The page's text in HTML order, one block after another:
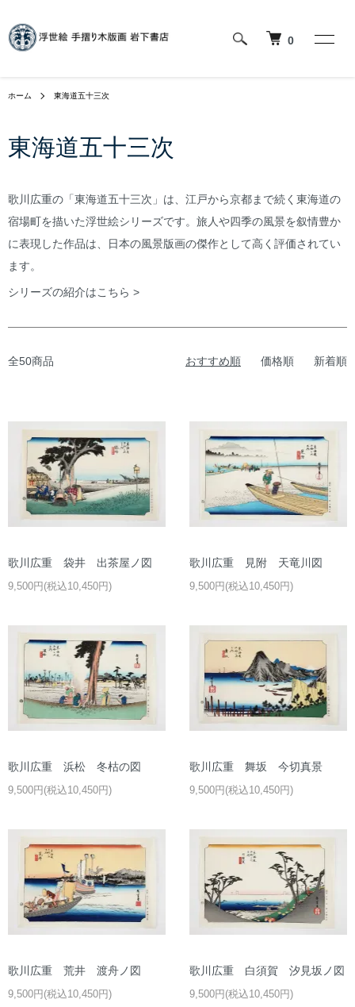
0
ホーム 東海道五十三次
東海道五十三次
歌川広重の「東海道五十三次」は、江戸から京都まで続く東海道の
宿場町を描いた浮世絵シリーズです。旅人や四季の風景を叙情豊か
に表現した作品は、日本の風景版画の傑作として高く評価されてい
ます。
シリーズの紹介はこちら >
全50商品 おすすめ順 価格順 新着順
歌川広重 袋井 出茶屋ノ図
9,500円(税込10,450円)
歌川広重 見附 天竜川図
9,500円(税込10,450円)
歌川広重 浜松 冬枯の図
9,500円(税込10,450円)
歌川広重 舞坂 今切真景
9,500円(税込10,450円)
歌川広重 荒井 渡舟ノ図
9,500円(税込10,450円)
歌川広重 白須賀 汐見坂ノ図
9,500円(税込10,450円)